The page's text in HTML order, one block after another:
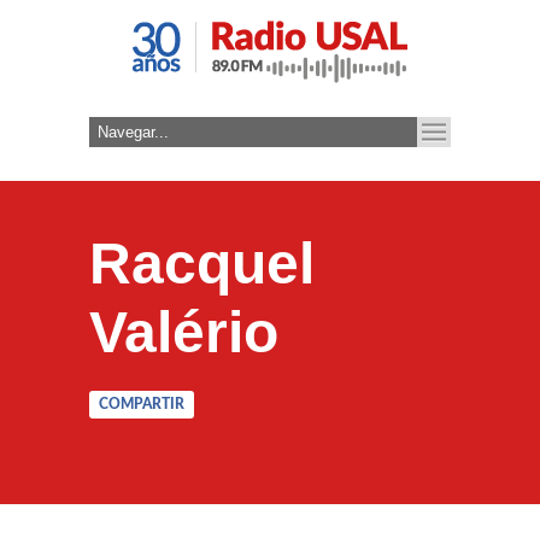
Racquel
Valério
COMPARTIR